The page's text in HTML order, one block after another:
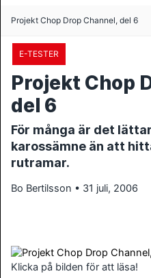
Projekt Chop Drop Channel, del 6
E-TESTER
Projekt Chop
del 6
För många är det
karossämne än att
rutramar.
Bo Bertilsson • 31 juli, 2006
Klicka på bilden för att läsa!